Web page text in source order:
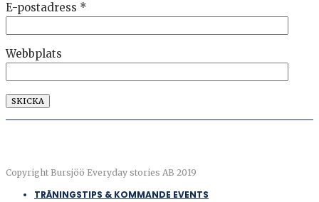
E-postadress *
Webbplats
Copyright Bursjöö Everyday stories AB 2019
TRÄNINGSTIPS & KOMMANDE EVENTS